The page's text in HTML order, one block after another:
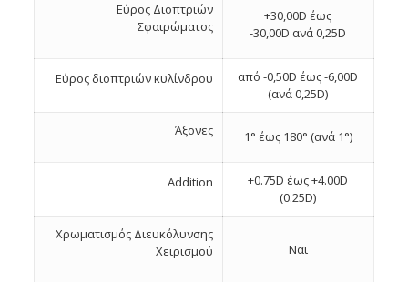
Εύρος Διοπτριών
Σφαιρώματος
+30,00D έως
-30,00D ανά 0,25D
Εύρος διοπτριών κυλίνδρου
από -0,50D έως -6,00D
(ανά 0,25D)
Άξονες 1° έως 180° (ανά 1°)
Addition
+0.75D έως +4.00D
(0.25D)
Χρωματισμός Διευκόλυνσης
Χειρισμού
Ναι